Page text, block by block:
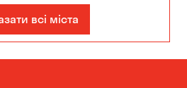
Київ
всі міста